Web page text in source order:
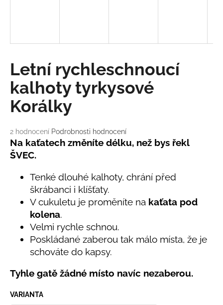
Průměrné
hodnocení
produktu
je
hvězdiček.
2 hodnocení Podrobnosti hodnocení
Letní rychleschnoucí
kalhoty tyrkysové
Korálky
Na kaťatech změníte délku, než bys řekl
ŠVEC.
Tenké dlouhé kalhoty, chrání před
škrábanci i klíšťaty.
V cukuletu je proměníte na kaťata pod
kolena.
Velmi rychle schnou.
Poskládané zaberou tak málo místa, že je
schováte do kapsy.
Tyhle gatě žádné místo navíc nezaberou.
VARIANTA
p
o
r
u
č
j
e
m
LETNÍ
RYCHLESCHNOUCÍ
KALHOTY
TYRKYSOVÉ
KORÁLKY